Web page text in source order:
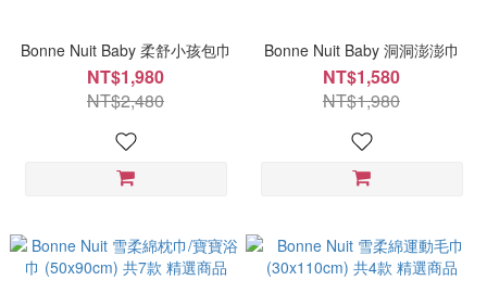
Bonne Nuit Baby 柔舒小孩包巾
NT$1,980
NT$2,480
Bonne Nuit Baby 洞洞澎澎巾
NT$1,580
NT$1,980